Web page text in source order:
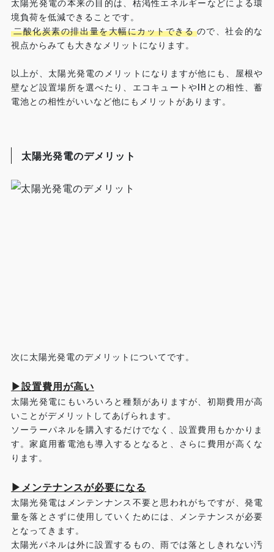
太陽光発電の本来の目的は、枯渇性エネルギーなどによる環
境負荷を低減できることです。
二酸化炭素の排出量を大幅にカットできる ので、社会的な
視点からみても大きなメリットになります。
以上が、太陽光発電のメリットになりますが他にも、屋根や
壁など設置場所を選べたり、エコキュートやIHとの相性、蓄
電池との相性がいいなど他にもメリットがあります。
太陽光発電のデメリット
次に太陽光発電のデメリットについてです。
▶設置費用が高い
太陽光発電にもいろいろと種類がありますが、初期費用が高
いことがデメリットしてあげられます。
ソーラーパネルを購入するだけでなく、設置費用もかかりま
す。家庭用蓄電池も導入するとなると、さらに費用が高くな
ります。
▶メンテナンスが必要になる
太陽光発電はメンテンナンス不要と思われがちですが、発電
量を落とさずに使用していくためには、メンテナンスが必要
となってきます。
太陽光パネルは外に設置するもの、雨では落としきれない汚